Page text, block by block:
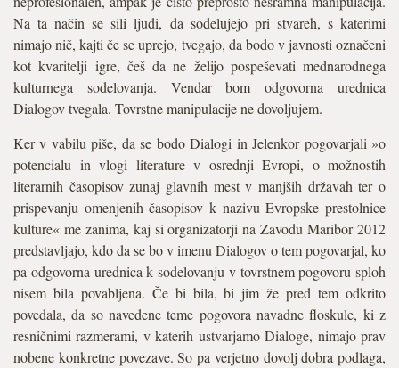
Na ta način se sili ljudi, da sodelujejo pri stvareh, s katerimi
nimajo nič, kajti če se uprejo, tvegajo, da bodo v javnosti označeni
kot kvaritelji igre, češ da ne želijo pospeševati mednarodnega
kulturnega sodelovanja. Vendar bom odgovorna urednica
Dialogov tvegala. Tovrstne manipulacije ne dovoljujem.
Ker v vabilu piše, da se bodo Dialogi in Jelenkor pogovarjali »o
potencialu in vlogi literature v osrednji Evropi, o možnostih
literarnih časopisov zunaj glavnih mest v manjših državah ter o
prispevanju omenjenih časopisov k nazivu Evropske prestolnice
kulture« me zanima, kaj si organizatorji na Zavodu Maribor 2012
predstavljajo, kdo da se bo v imenu Dialogov o tem pogovarjal, ko
pa odgovorna urednica k sodelovanju v tovrstnem pogovoru sploh
nisem bila povabljena. Če bi bila, bi jim že pred tem odkrito
povedala, da so navedene teme pogovora navadne floskule, ki z
resničnimi razmerami, v katerih ustvarjamo Dialoge, nimajo prav
nobene konkretne povezave. So pa verjetno dovolj dobra podlaga,